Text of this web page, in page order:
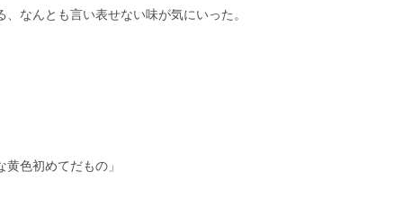
なんとも言い表せない味が気にいった。
黄色初めてだもの」